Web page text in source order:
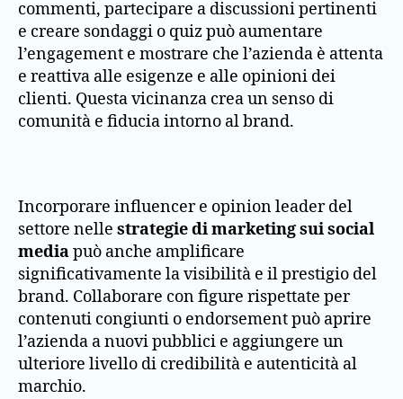
commenti, partecipare a discussioni pertinenti
e creare sondaggi o quiz può aumentare
l’engagement e mostrare che l’azienda è attenta
e reattiva alle esigenze e alle opinioni dei
clienti. Questa vicinanza crea un senso di
comunità e fiducia intorno al brand.
Incorporare influencer e opinion leader del
settore nelle strategie di marketing sui social
mediapuò anche amplificare
significativamente la visibilità e il prestigio del
brand. Collaborare con figure rispettate per
contenuti congiunti o endorsement può aprire
l’azienda a nuovi pubblici e aggiungere un
ulteriore livello di credibilità e autenticità al
marchio.